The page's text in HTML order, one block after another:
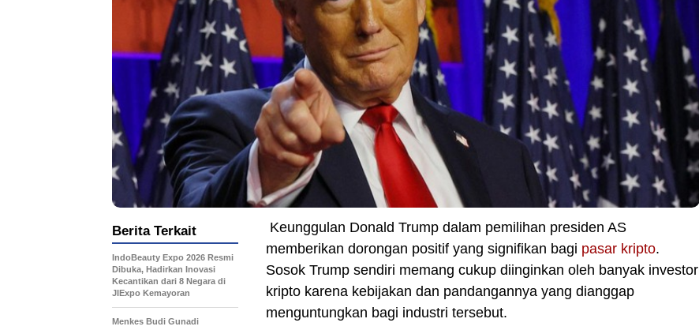
Keunggulan Donald Trump dalam pemilihan presiden AS
memberikan dorongan positif yang signifikan bagi pasar kripto.
Sosok Trump sendiri memang cukup diinginkan oleh banyak investor
kripto karena kebijakan dan pandangannya yang dianggap
menguntungkan bagi industri tersebut.
Berita Terkait
IndoBeauty Expo 2026 Resmi
Dibuka, Hadirkan Inovasi
Kecantikan dari 8 Negara di
JIExpo Kemayoran
Menkes Budi Gunadi